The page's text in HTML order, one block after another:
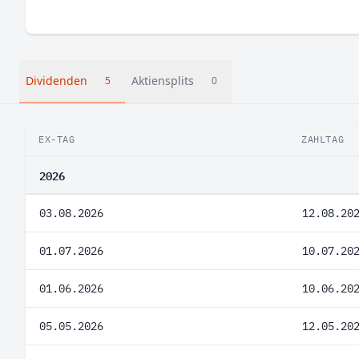
Dividenden 5 Aktiensplits 0
EX-TAG ZAHLTAG
2026
03.08.2026
01.07.2026
01.06.2026
05.05.2026